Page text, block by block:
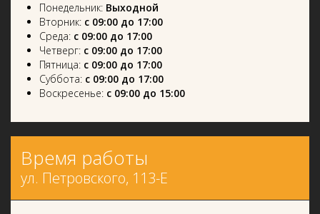
Понедельник: Выходной
Вторник: с 09:00 до 17:00
Среда: с 09:00 до 17:00
Четверг: с 09:00 до 17:00
Пятница: с 09:00 до 17:00
Суббота: с 09:00 до 17:00
Воскресенье: с 09:00 до 15:00
Время работы
ул. Петровского, 113-Е